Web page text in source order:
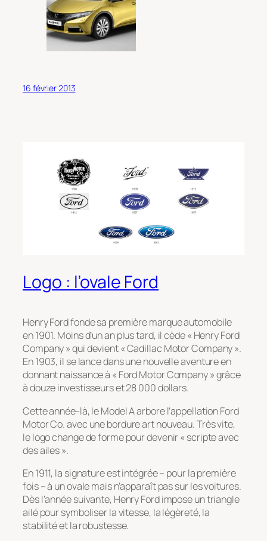
16 février 2013
Logo : l’ovale Ford
Henry Ford fonde sa première marque automobile
en 1901. Moins d’un an plus tard, il cède « Henry Ford
Company » qui devient « Cadillac Motor Company ».
En 1903, il se lance dans une nouvelle aventure en
donnant naissance à « Ford Motor Company » grâce
à douze investisseurs et 28 000 dollars.
Cette année-là, le Model A arbore l’appellation Ford
Motor Co. avec une bordure art nouveau. Très vite,
le logo change de forme pour devenir « scripte avec
des ailes ».
En 1911, la signature est intégrée – pour la première
fois – à un ovale mais n’apparaît pas sur les voitures.
Dès l’année suivante, Henry Ford impose un triangle
ailé pour symboliser la vitesse, la légèreté, la
stabilité et la robustesse.